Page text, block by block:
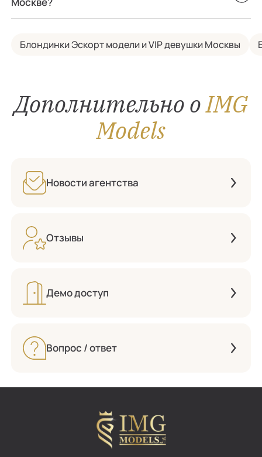
Блондинки Эскорт модели и VIP девушки Москвы
Дополнительно оIMG
Models
Новости агентства
Отзывы
Демо доступ
Вопрос / ответ